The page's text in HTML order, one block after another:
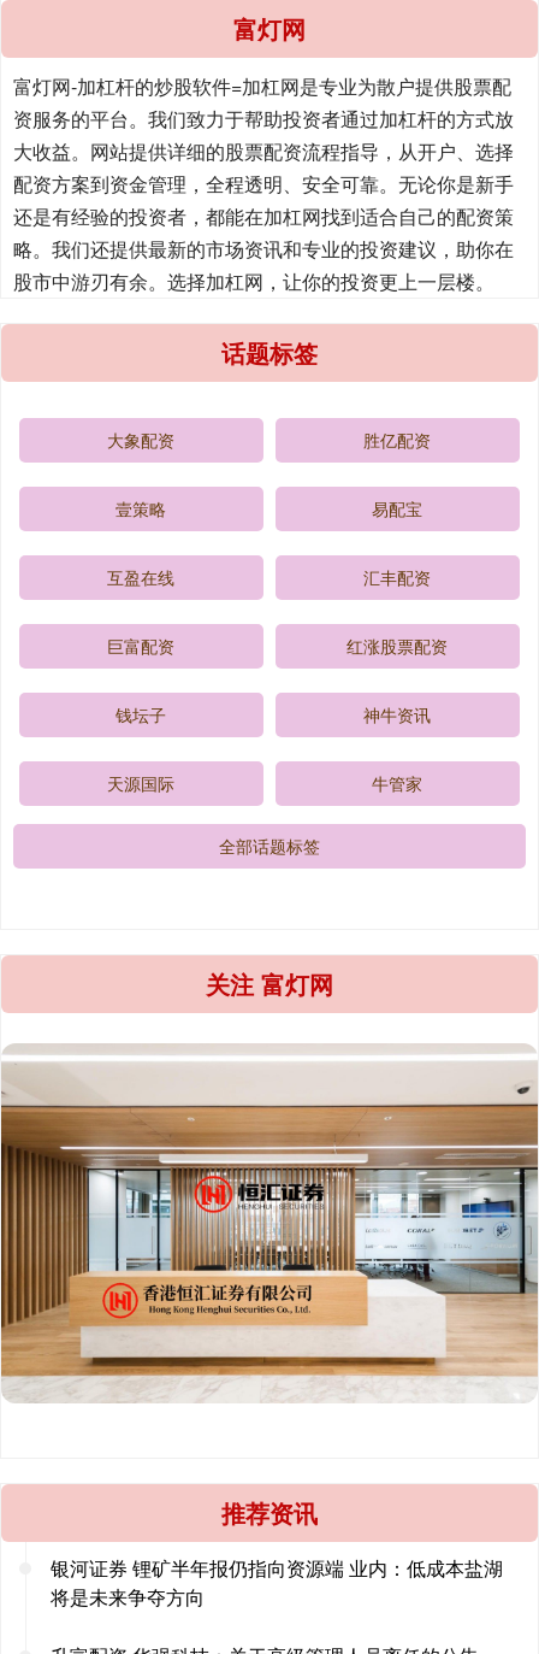
富灯网
富灯网-加杠杆的炒股软件=加杠网是专业为散户提供股票配
资服务的平台。我们致力于帮助投资者通过加杠杆的方式放
大收益。网站提供详细的股票配资流程指导，从开户、选择
配资方案到资金管理，全程透明、安全可靠。无论你是新手
还是有经验的投资者，都能在加杠网找到适合自己的配资策
略。我们还提供最新的市场资讯和专业的投资建议，助你在
股市中游刃有余。选择加杠网，让你的投资更上一层楼。
话题标签
大象配资 胜亿配资
壹策略 易配宝
互盈在线 汇丰配资
巨富配资 红涨股票配资
钱坛子 神牛资讯
天源国际 牛管家
全部话题标签
关注 富灯网
推荐资讯
银河证券 锂矿半年报仍指向资源端 业内：低成本盐湖
将是未来争夺方向